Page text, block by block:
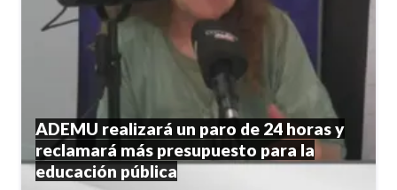
ADEMU realizará un paro de 24 horas y
reclamará más presupuesto para la
educación pública